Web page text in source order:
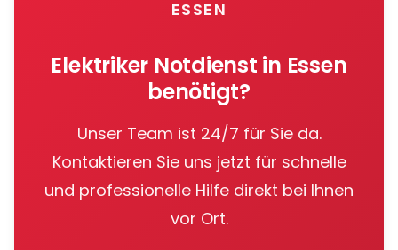
ESSEN
Elektriker Notdienst in Essen
benötigt?
Unser Team ist 24/7 für Sie da.
Kontaktieren Sie uns jetzt für schnelle
und professionelle Hilfe direkt bei Ihnen
vor Ort.